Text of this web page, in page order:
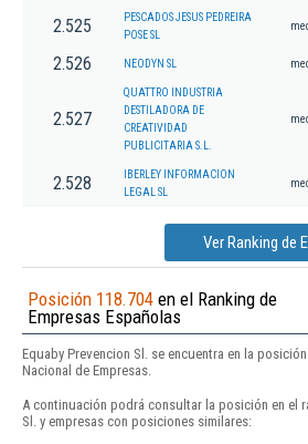
2.525
PESCADOS JESUS PEDREIRA
POSE SL
2.526 NEODYN SL
2.527
QUATTRO INDUSTRIA
DESTILADORA DE
CREATIVIDAD
PUBLICITARIA S.L.
2.528
IBERLEY INFORMACION
LEGAL SL
Ver Ranking de
Posición 118.704 en el Ranking de
Empresas Españolas
Equaby Prevencion Sl. se encuentra en la
Nacional de Empresas.
A continuación podrá consultar la posición en el
Sl. y empresas con posiciones similares: